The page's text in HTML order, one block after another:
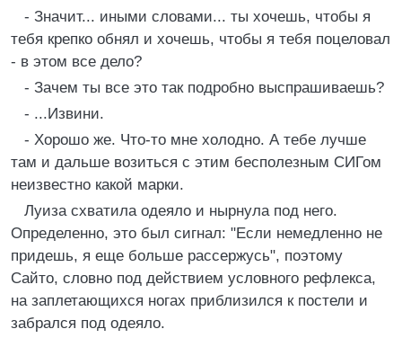
- Значит... иными словами... ты хочешь, чтобы я
тебя крепко обнял и хочешь, чтобы я тебя поцеловал
- в этом все дело?
- Зачем ты все это так подробно выспрашиваешь?
- ...Извини.
- Хорошо же. Что-то мне холодно. А тебе лучше
там и дальше возиться с этим бесполезным СИГом
неизвестно какой марки.
Луиза схватила одеяло и нырнула под него.
Определенно, это был сигнал: "Если немедленно не
придешь, я еще больше рассержусь", поэтому
Сайто, словно под действием условного рефлекса,
на заплетающихся ногах приблизился к постели и
забрался под одеяло.